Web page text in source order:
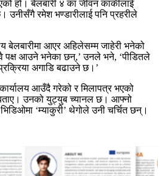
हो। बेलबारी ४ का जीवन कार्कीलाई
उनीसँगै रमेश भण्डारीलाई पनि प्रहरीले
बेलबारीमा आएर अहिलेसम्म जाहेरी भनेको
पक्ष आउने भनेका छन्,’ उनले भने, ‘पीडितले
अगाडि बढाउने छ।’
आउँदै गरेको र मिलापत्र भएको
उनको युट्युब च्यानल छ। आफ्नो
‘म्याकुरी’ थेगोले उनी चर्चित छन‍्।